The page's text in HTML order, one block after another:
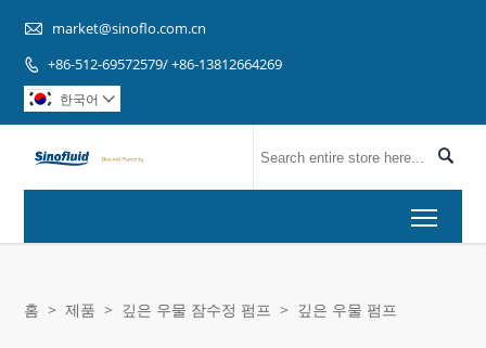
 market@sinoflo.com.cn
 +86-512-69572579/ +86-13812664269
한국어 

홈 > 제품 > 깊은 우물 잠수정 펌프 > 깊은 우물 펌프